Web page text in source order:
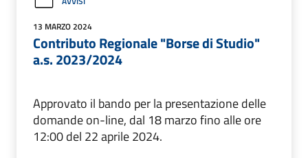
13 MARZO 2024
Contributo Regionale "Borse di Studio"
a.s. 2023/2024
Approvato il bando per la presentazione delle
domande on-line, dal 18 marzo fino alle ore
12:00 del 22 aprile 2024.